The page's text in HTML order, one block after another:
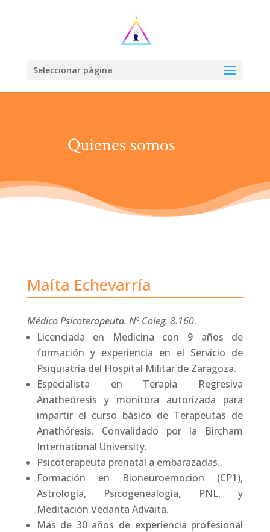
Seleccionar página
Quienes somos
Maíta Echevarría
Médico Psicoterapeuta. Nº Coleg. 8.160.
Licenciada en Medicina con 9 años de
formación y experiencia en el Servicio de
Psiquiatría del Hospital Militar de Zaragoza.
Especialista en Terapia Regresiva
Anatheóresis y monitora autorizada para
impartir el curso básico de Terapeutas de
Anathóresis. Convalidado por la Bircham
International University.
Psicoterapeuta prenatal a embarazadas..
Formación en Bioneuroemocion (CP1),
Astrología, Psicogenealogía, PNL, y
Meditación Vedanta Advaita.
Más de 30 años de experiencia profesional